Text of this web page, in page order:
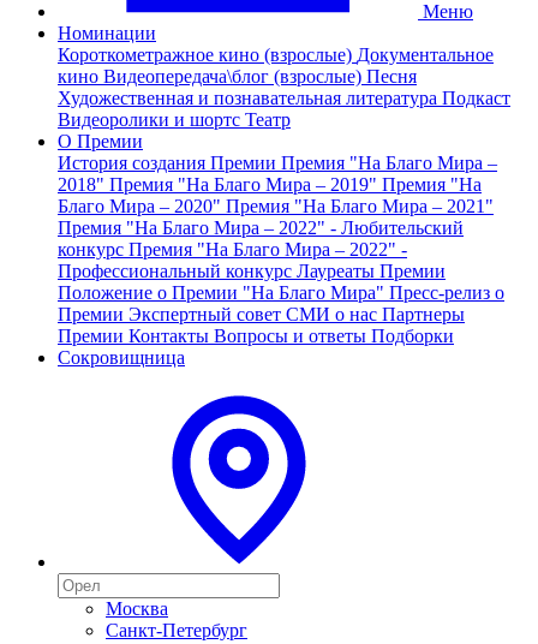
Меню
Номинации
Короткометражное кино (взрослые) Документальное
кино Видеопередача\блог (взрослые) Песня
Художественная и познавательная литература Подкаст
Видеоролики и шортс Театр
О Премии
История создания Премии Премия "На Благо Мира –
2018" Премия "На Благо Мира – 2019" Премия "На
Благо Мира – 2020" Премия "На Благо Мира – 2021"
Премия "На Благо Мира – 2022" - Любительский
конкурс Премия "На Благо Мира – 2022" -
Профессиональный конкурс Лауреаты Премии
Положение о Премии "На Благо Мира" Пресс-релиз о
Премии Экспертный совет СМИ о нас Партнеры
Премии Контакты Вопросы и ответы Подборки
Сокровищница
Москва
Санкт-Петербург